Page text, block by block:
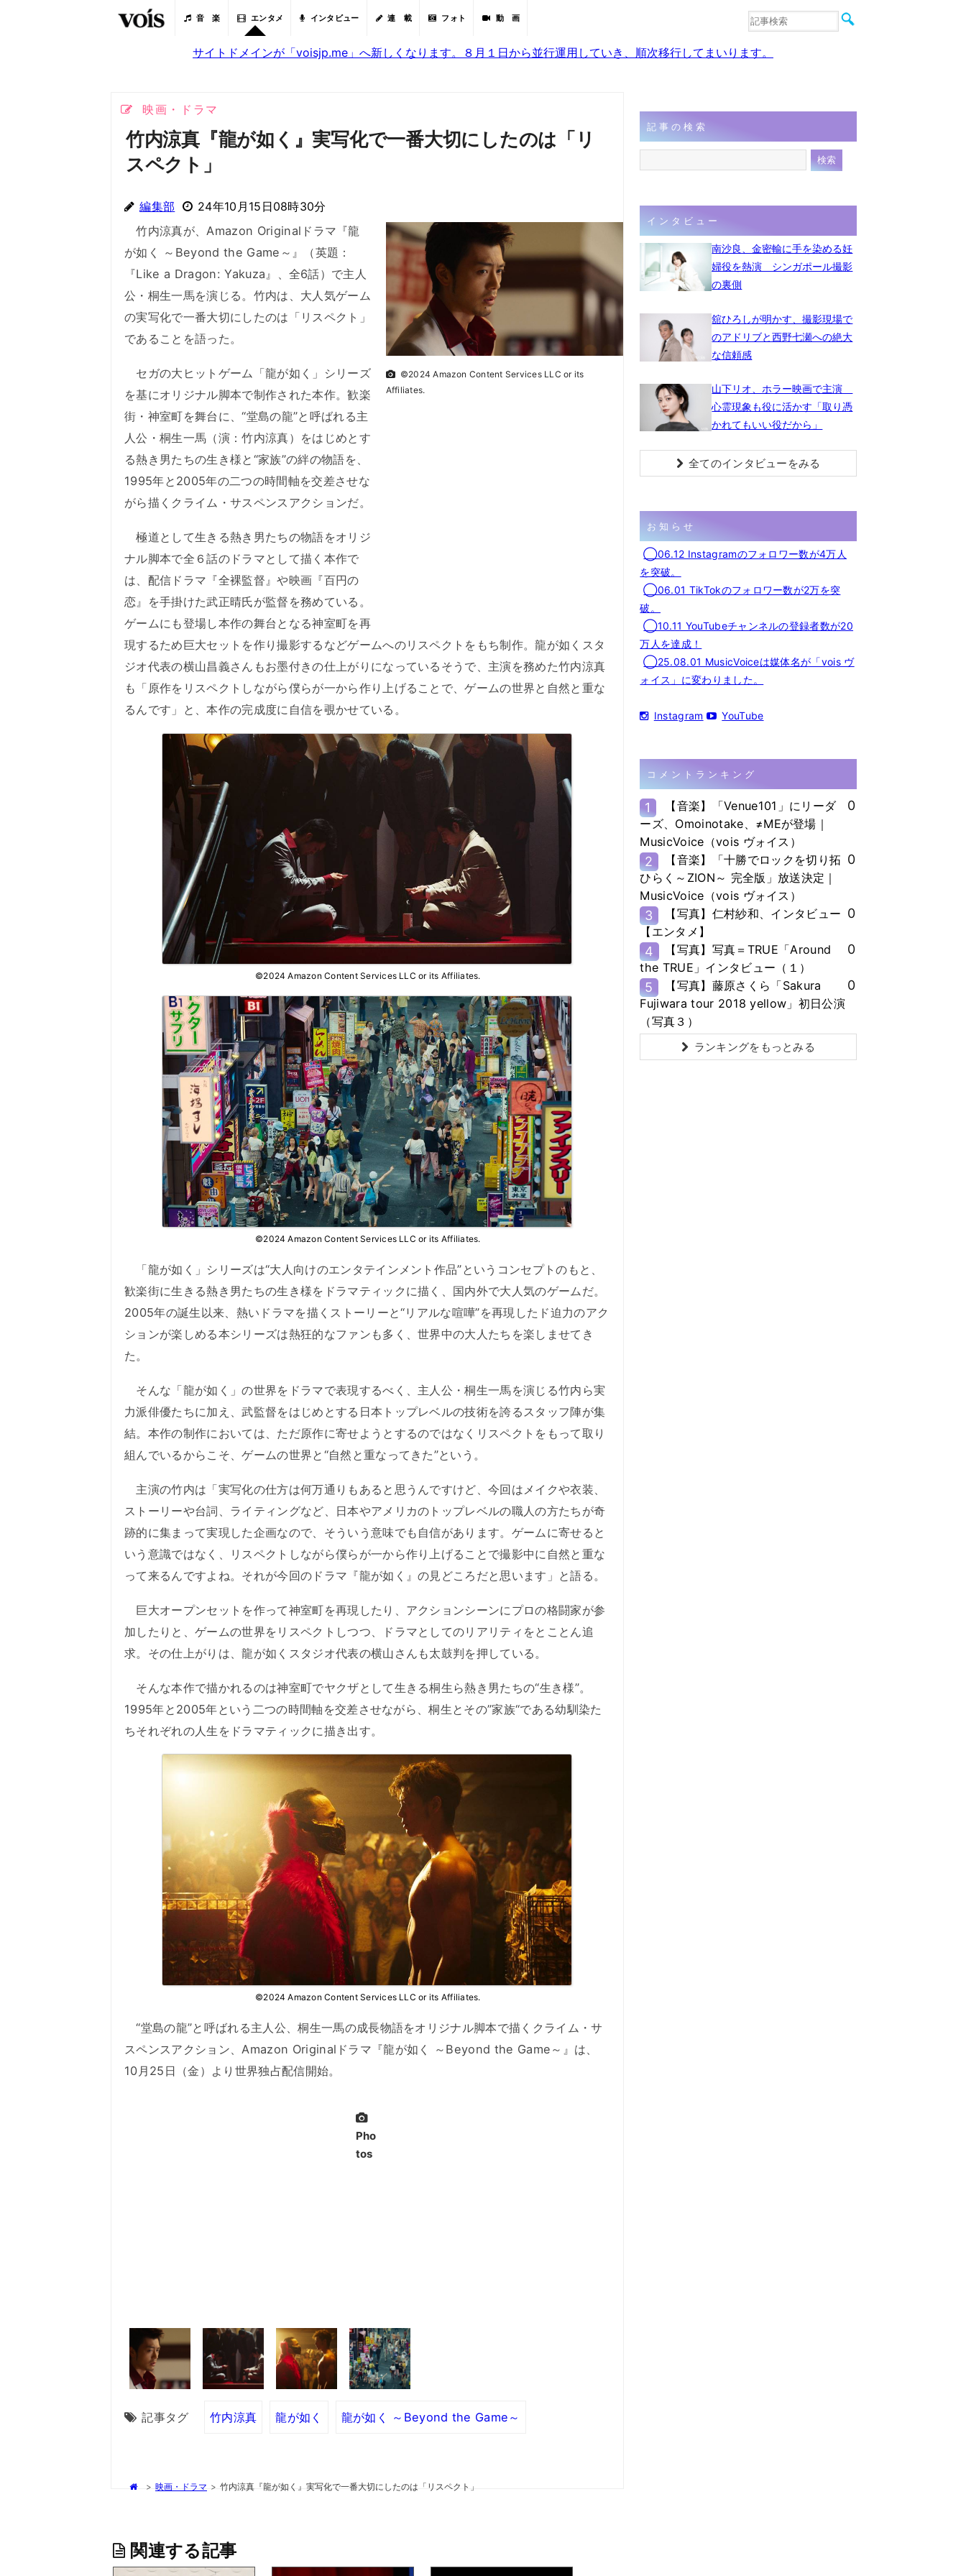
音 楽 エンタメ インタビュー 連 載 フォト 動 画
音楽
サイトドメインが「voisjp.me」へ新しくなります。８月１日から並行運用していき、順次移行してまいります。
映画・ドラマ
竹内涼真『龍が如く』実写化で一番大切にしたのは「リ
スペクト」
編集部 24年10月15日08時30分
©2024 Amazon Content Services LLC or its
Affiliates.
竹内涼真が、Amazon Originalドラマ『龍
が如く ～Beyond the Game～』（英題：
『Like a Dragon: Yakuza』、全6話）で主人
公・桐生一馬を演じる。竹内は、大人気ゲーム
の実写化で一番大切にしたのは「リスペクト」
であることを語った。
セガの大ヒットゲーム「龍が如く」シリーズ
を基にオリジナル脚本で制作された本作。歓楽
街・神室町を舞台に、“堂島の龍”と呼ばれる主
人公・桐生一馬（演：竹内涼真）をはじめとす
る熱き男たちの生き様と“家族”の絆の物語を、
1995年と2005年の二つの時間軸を交差させな
がら描くクライム・サスペンスアクションだ。
極道として生きる熱き男たちの物語をオリジ
ナル脚本で全６話のドラマとして描く本作で
は、配信ドラマ『全裸監督』や映画『百円の
恋』を手掛けた武正晴氏が監督を務めている。
ゲームにも登場し本作の舞台となる神室町を再
現するため巨大セットを作り撮影するなどゲームへのリスペクトをもち制作。龍が如くスタ
ジオ代表の横山昌義さんもお墨付きの仕上がりになっているそうで、主演を務めた竹内涼真
も「原作をリスペクトしながら僕らが一から作り上げることで、ゲームの世界と自然と重な
るんです」と、本作の完成度に自信を覗かせている。
©2024 Amazon Content Services LLC or its Affiliates.
©2024 Amazon Content Services LLC or its Affiliates.
「龍が如く」シリーズは“大人向けのエンタテインメント作品”というコンセプトのもと、
歓楽街に生きる熱き男たちの生き様をドラマティックに描く、国内外で大人気のゲームだ。
2005年の誕生以来、熱いドラマを描くストーリーと“リアルな喧嘩”を再現したド迫力のアク
ションが楽しめる本シリーズは熱狂的なファンも多く、世界中の大人たちを楽しませてき
た。
そんな「龍が如く」の世界をドラマで表現するべく、主人公・桐生一馬を演じる竹内ら実
力派俳優たちに加え、武監督をはじめとする日本トップレベルの技術を誇るスタッフ陣が集
結。本作の制作においては、ただ原作に寄せようとするのではなくリスペクトをもって取り
組んでいるからこそ、ゲームの世界と“自然と重なってきた”という。
主演の竹内は「実写化の仕方は何万通りもあると思うんですけど、今回はメイクや衣装、
ストーリーや台詞、ライティングなど、日本やアメリカのトップレベルの職人の方たちが奇
跡的に集まって実現した企画なので、そういう意味でも自信があります。ゲームに寄せると
いう意識ではなく、リスペクトしながら僕らが一から作り上げることで撮影中に自然と重な
って来るんですよね。それが今回のドラマ『龍が如く』の見どころだと思います」と語る。
巨大オープンセットを作って神室町を再現したり、アクションシーンにプロの格闘家が参
加したりと、ゲームの世界をリスペクトしつつ、ドラマとしてのリアリティをとことん追
求。その仕上がりは、龍が如くスタジオ代表の横山さんも太鼓判を押している。
そんな本作で描かれるのは神室町でヤクザとして生きる桐生ら熱き男たちの“生き様”。
1995年と2005年という二つの時間軸を交差させながら、桐生とその”家族“である幼馴染た
ちそれぞれの人生をドラマティックに描き出す。
©2024 Amazon Content Services LLC or its Affiliates.
“堂島の龍”と呼ばれる主人公、桐生一馬の成長物語をオリジナル脚本で描くクライム・サ
スペンスアクション、Amazon Originalドラマ『龍が如く ～Beyond the Game～』は、
10月25日（金）より世界独占配信開始。
Pho
tos
記事タグ 竹内涼真 龍が如く 龍が如く ～Beyond the Game～
> 映画・ドラマ > 竹内涼真『龍が如く』実写化で一番大切にしたのは「リスペクト」
関連する記事
記事の検索
インタビュー
南沙良、金密輸に手を染める妊
婦役を熱演 シンガポール撮影
の裏側
舘ひろしが明かす、撮影現場で
のアドリブと西野七瀬への絶大
な信頼感
山下リオ、ホラー映画で主演
心霊現象も役に活かす「取り憑
かれてもいい役だから」
全てのインタビューをみる
お知らせ
◯06.12 Instagramのフォロワー数が4万人
を突破。
◯06.01 TikTokのフォロワー数が2万を突
破。
◯10.11 YouTubeチャンネルの登録者数が20
万人を達成！
◯25.08.01 MusicVoiceは媒体名が「vois ヴ
ォイス」に変わりました。
Instagram YouTube
コメントランキング
1
【音楽】「Venue101」にリーダ
ーズ、Omoinotake、≠MEが登場｜
MusicVoice（vois ヴォイス）
0
2
【音楽】「十勝でロックを切り拓
ひらく～ZION～ 完全版」放送決定｜
MusicVoice（vois ヴォイス）
0
3
【写真】仁村紗和、インタビュー
【エンタメ】
0
4
【写真】写真＝TRUE「Around
the TRUE」インタビュー（１）
0
5
【写真】藤原さくら「Sakura
Fujiwara tour 2018 yellow」初日公演
（写真３）
0
ランキングをもっとみる